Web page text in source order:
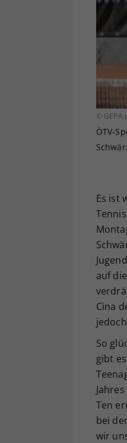
© GEPA
ÖTV-
Es ist
auf
Cina
So
gibt
Ten
bei
wir